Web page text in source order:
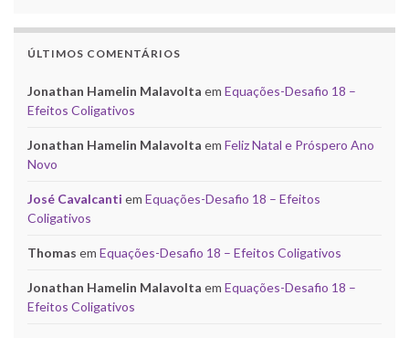
ÚLTIMOS COMENTÁRIOS
Jonathan Hamelin Malavolta em Equações-Desafio 18 –
Efeitos Coligativos
Jonathan Hamelin Malavolta em Feliz Natal e Próspero Ano
Novo
José Cavalcanti em Equações-Desafio 18 – Efeitos
Coligativos
Thomas em Equações-Desafio 18 – Efeitos Coligativos
Jonathan Hamelin Malavolta em Equações-Desafio 18 –
Efeitos Coligativos